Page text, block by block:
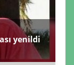
yenildi